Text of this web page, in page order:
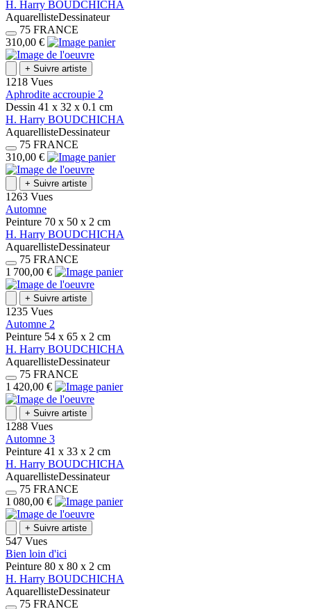
H. Harry BOUDCHICHA
AquarellisteDessinateur
75 FRANCE
310,00 €
+ Suivre artiste
1218 Vues
Aphrodite accroupie 2
Dessin 41 x 32 x 0.1 cm
H. Harry BOUDCHICHA
AquarellisteDessinateur
75 FRANCE
310,00 €
+ Suivre artiste
1263 Vues
Automne
Peinture 70 x 50 x 2 cm
H. Harry BOUDCHICHA
AquarellisteDessinateur
75 FRANCE
1 700,00 €
+ Suivre artiste
1235 Vues
Automne 2
Peinture 54 x 65 x 2 cm
H. Harry BOUDCHICHA
AquarellisteDessinateur
75 FRANCE
1 420,00 €
+ Suivre artiste
1288 Vues
Automne 3
Peinture 41 x 33 x 2 cm
H. Harry BOUDCHICHA
AquarellisteDessinateur
75 FRANCE
1 080,00 €
+ Suivre artiste
547 Vues
Bien loin d'ici
Peinture 80 x 80 x 2 cm
H. Harry BOUDCHICHA
AquarellisteDessinateur
75 FRANCE